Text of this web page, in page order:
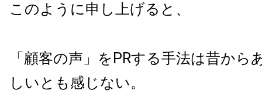
このように申し上げると、
「顧客の声」をPRする手法は昔から
しいとも感じない。